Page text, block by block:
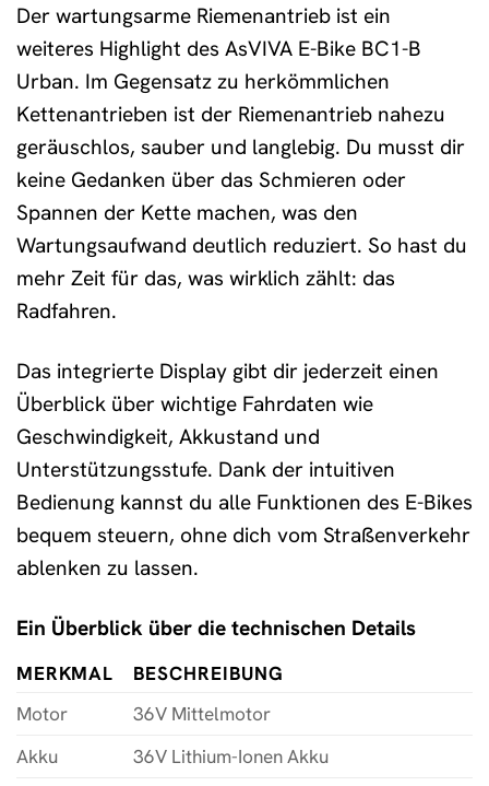
Der wartungsarme Riemenantrieb ist ein
weiteres Highlight des AsVIVA E-Bike BC1-B
Urban. Im Gegensatz zu herkömmlichen
Kettenantrieben ist der Riemenantrieb nahezu
geräuschlos, sauber und langlebig. Du musst dir
keine Gedanken über das Schmieren oder
Spannen der Kette machen, was den
Wartungsaufwand deutlich reduziert. So hast du
mehr Zeit für das, was wirklich zählt: das
Radfahren.
Das integrierte Display gibt dir jederzeit einen
Überblick über wichtige Fahrdaten wie
Geschwindigkeit, Akkustand und
Unterstützungsstufe. Dank der intuitiven
Bedienung kannst du alle Funktionen des E-Bikes
bequem steuern, ohne dich vom Straßenverkehr
ablenken zu lassen.
Ein Überblick über die technischen Details
MERKMAL
BESCHREIBUNG
Motor
36V Mittelmotor
Akku
36V Lithium-Ionen Akku